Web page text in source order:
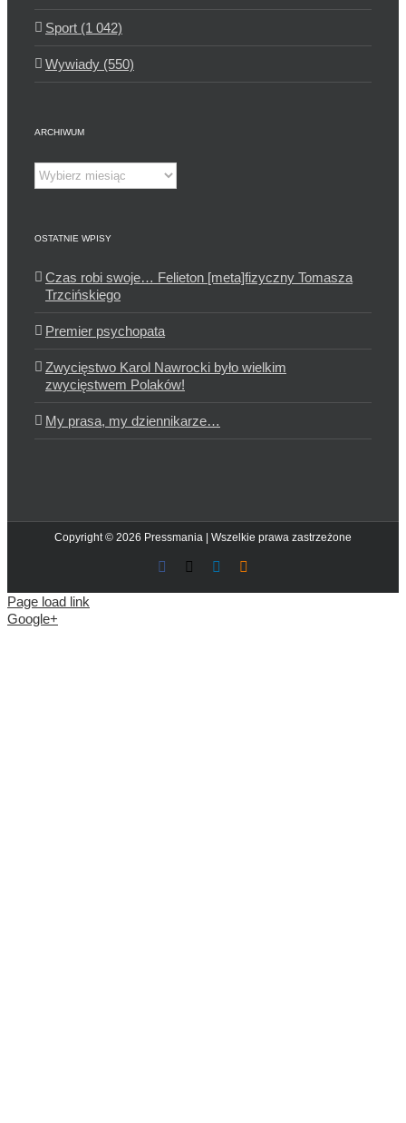
Sport (1 042)
Wywiady (550)
ARCHIWUM
Archiwum
OSTATNIE WPISY
Czas robi swoje… Felieton [meta]fizyczny Tomasza
Trzcińskiego
Premier psychopata
Zwycięstwo Karol Nawrocki było wielkim
zwycięstwem Polaków!
My prasa, my dziennikarze…
Copyright © 2026 Pressmania | Wszelkie prawa zastrzeżone
Facebook LinkedIn
Page load link
Google+